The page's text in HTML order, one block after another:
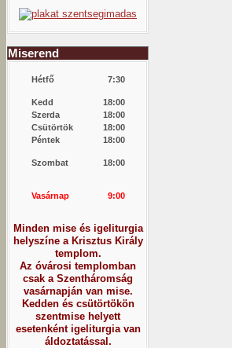
Miserend
Hétfő 7:30
Kedd
18:00
Szerda
18:00
Csütörtök
18:00
Péntek
18:00
Szombat 18:00
Vasárnap 9:00
Minden mise és igeliturgia
helyszíne a Krisztus Király
templom.
Az óvárosi templomban
csak a Szentháromság
vasárnapján van mise.
Kedden és csütörtökön
szentmise helyett
esetenként igeliturgia van
áldoztatással.